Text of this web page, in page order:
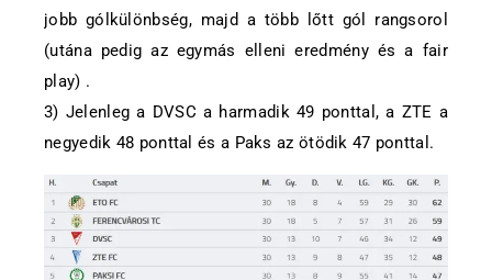
jobb gólkülönbség, majd a több lőtt gól rangsorol
(utána pedig az egymás elleni eredmény és a fair
play) .
3) Jelenleg a DVSC a harmadik 49 ponttal, a ZTE a
negyedik 48 ponttal és a Paks az ötödik 47 ponttal.